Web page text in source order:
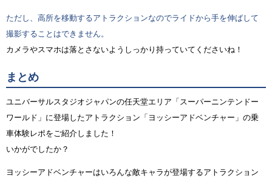
ただし、高所を移動するアトラクションなのでライドから手を伸ばして
撮影することはできません。
カメラやスマホは落とさないようしっかり持っていてくださいね！
まとめ
ユニバーサルスタジオジャパンの任天堂エリア「スーパーニンテンドー
ワールド」に登場したアトラクション「ヨッシーアドベンチャー」の乗
車体験レポをご紹介しました！
いかがでしたか？
ヨッシーアドベンチャーはいろんな敵キャラが登場するアトラクション